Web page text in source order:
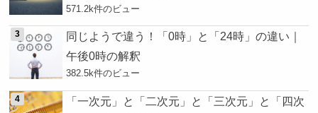
571.2k件のビュー
同じようで違う！「0時」と「24時」の違い｜
午後0時の解釈
382.5k件のビュー
「一次元」と「二次元」と「三次元」と「四次